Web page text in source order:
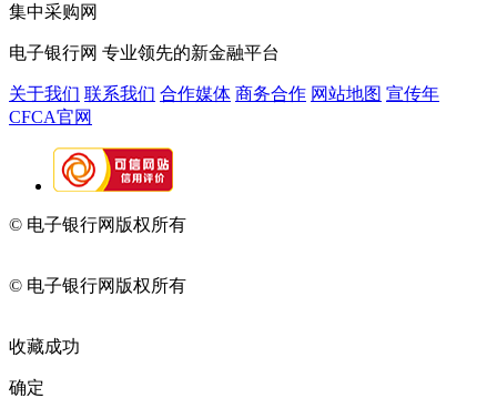
集中采购网
电子银行网 专业领先的新金融平台
关于我们 联系我们 合作媒体 商务合作 网站地图 宣传年
CFCA官网
© 电子银行网版权所有
© 电子银行网版权所有
收藏成功
确定